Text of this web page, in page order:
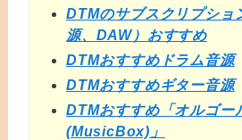
DTMのサブスクリプショ
源、DAW）おすすめ
DTMおすすめドラム音源
DTMおすすめギター音源
DTMおすすめ「オルゴー
(MusicBox)」